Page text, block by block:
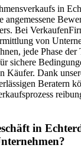
in
angemessene
Bei
von
jede Phase der
sichere
Käufer. Dank
Beratern
in